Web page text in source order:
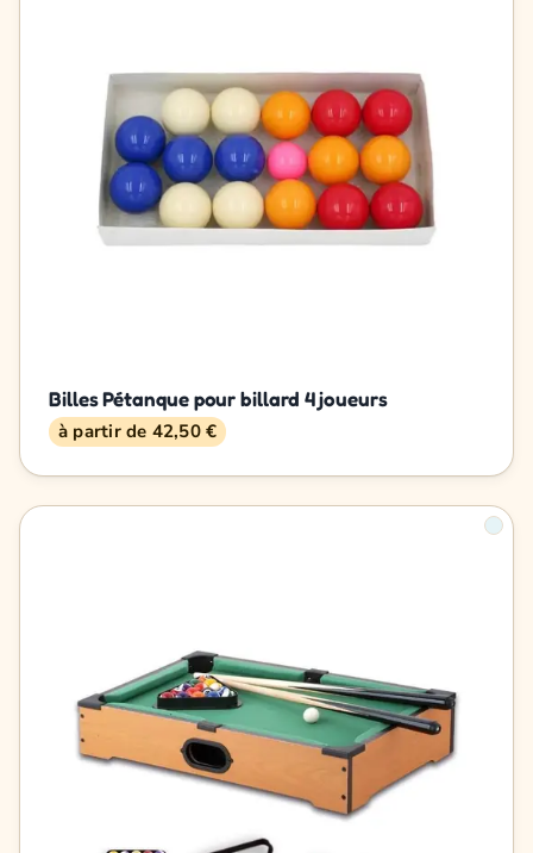
Billes Pétanque pour billard 4 joueurs
à partir de 42,50 €